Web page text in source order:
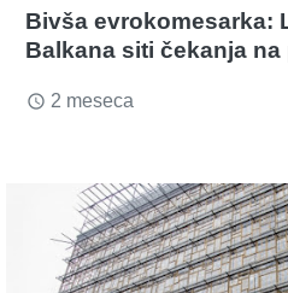
Bivša evrokomesarka:
Balkana siti čekanja
access_time 2 meseca